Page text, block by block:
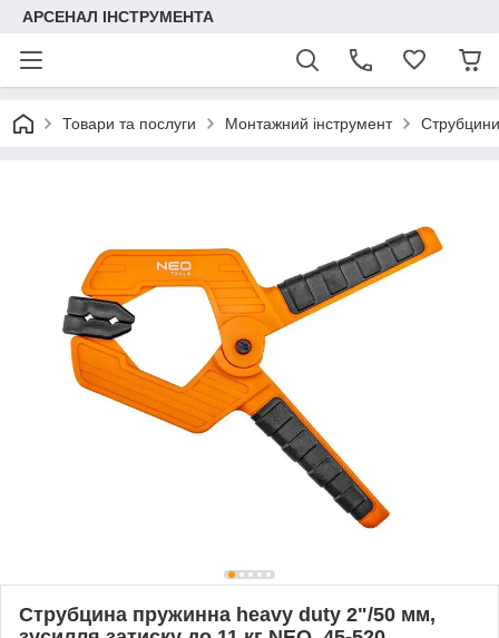
АРСЕНАЛ ІНСТРУМЕНТА
Товари та послуги Монтажний інструмент
Струбцина пружинна heavy duty 2"/50 мм,